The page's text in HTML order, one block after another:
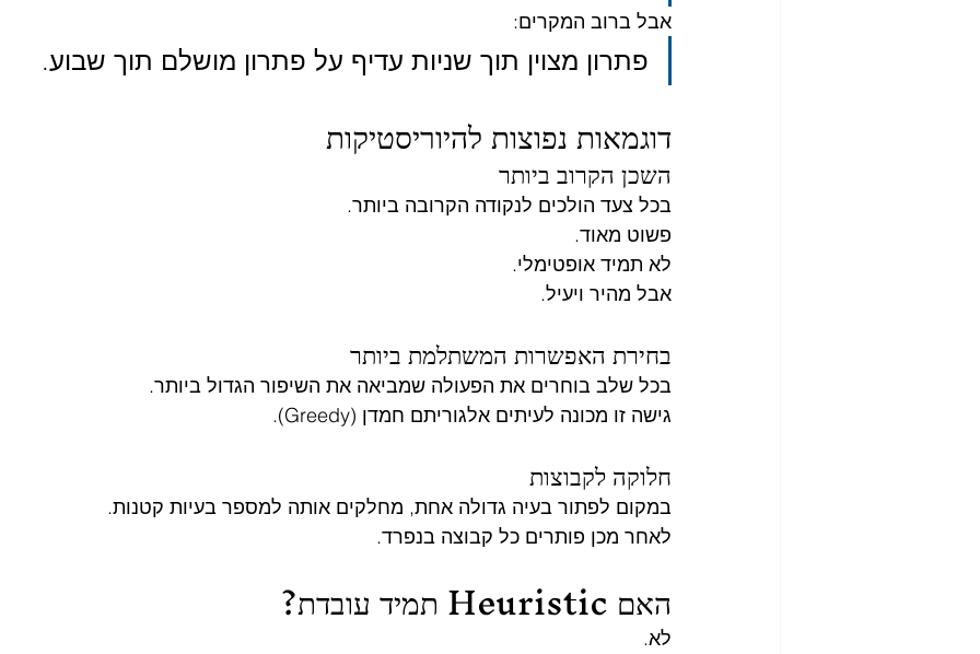
אבל ברוב המקרים:
פתרון מצוין תוך שניות עדיף על פתרון מושלם תוך שבוע.
דוגמאות נפוצות להיוריסטיקות
השכן הקרוב ביותר
בכל צעד הולכים לנקודה הקרובה ביותר.
פשוט מאוד.
לא תמיד אופטימלי.
אבל מהיר ויעיל.
בחירת האפשרות המשתלמת ביותר
בכל שלב בוחרים את הפעולה שמביאה את השיפור הגדול ביותר.
גישה זו מכונה לעיתים אלגוריתם חמדן (Greedy).
חלוקה לקבוצות
במקום לפתור בעיה גדולה אחת, מחלקים אותה למספר בעיות קטנות.
לאחר מכן פותרים כל קבוצה בנפרד.
האם Heuristic תמיד עובדת?
לא.